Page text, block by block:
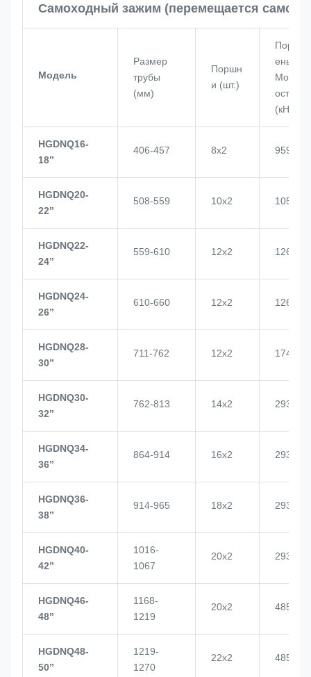
Самоходный зажим (перемещается
Модель
Размер
трубы
(мм)
Поршн
и (шт.)
Порш
ень
Мощн
ость
(кН)
HGDNQ16-
18’’
406-457 8x2 959
HGDNQ20-
22’’
508-559 10x2 1057
HGDNQ22-
24’’
559-610 12x2 1268
HGDNQ24-
26’’
610-660 12x2 1268
HGDNQ28-
30’’
711-762 12x2 1748
HGDNQ30-
32’’
762-813 14x2 2937
HGDNQ34-
36’’
864-914 16x2 2937
HGDNQ36-
38’’
914-965 18x2 2937
HGDNQ40-
42’’
1016-
1067
20x2 2937
HGDNQ46-
48’’
1168-
1219
20x2 4855
HGDNQ48-
50’’
1219-
1270
22x2 4855